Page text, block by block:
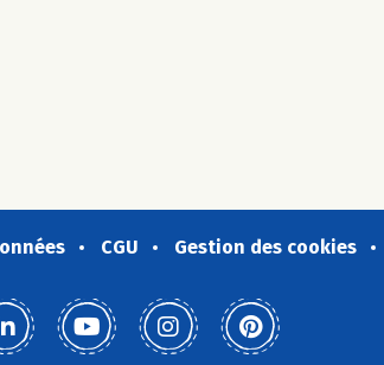
CGU Gestion des cookies